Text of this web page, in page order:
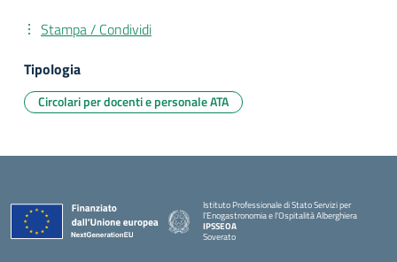
Stampa / Condividi
Tipologia
Circolari per docenti e personale ATA
Istituto Professionale di Stato Servizi per
l'Enogastronomia e l'Ospitalità Alberghiera
IPSSEOA
Soverato